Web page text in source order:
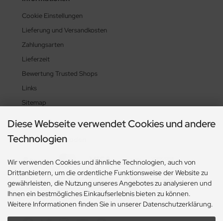
Cookie Einstellungen
Lieferung und Versandkosten
Zahlungsarten
Lieferzeit
Bewertung Trusted Shops
Links
Sitemap
Zahlungsmethoden
Social Media
Diese Webseite verwendet Cookies und andere
Technologien
Wir verwenden Cookies und ähnliche Technologien, auch von
Drittanbietern, um die ordentliche Funktionsweise der Website zu
gewährleisten, die Nutzung unseres Angebotes zu analysieren und
Ihnen ein bestmögliches Einkaufserlebnis bieten zu können.
Weitere Informationen finden Sie in unserer Datenschutzerklärung.